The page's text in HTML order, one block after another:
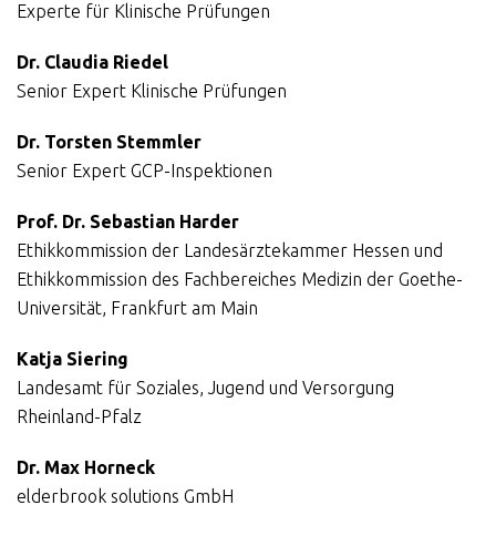
Experte für Klinische Prüfungen
Dr. Claudia Riedel
Senior Expert Klinische Prüfungen
Dr. Torsten Stemmler
Senior Expert GCP-Inspektionen
Prof. Dr. Sebastian Harder
Ethikkommission der Landesärztekammer Hessen und
Ethikkommission des Fachbereiches Medizin der Goethe-
Universität, Frankfurt am Main
Katja Siering
Landesamt für Soziales, Jugend und Versorgung
Rheinland-Pfalz
Dr. Max Horneck
elderbrook solutions GmbH